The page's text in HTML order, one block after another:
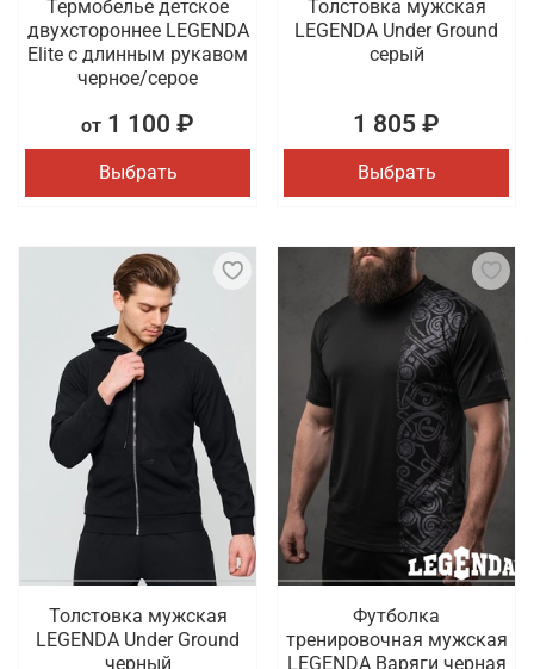
Термобелье детское
двухстороннее LEGENDA
Elite с длинным рукавом
черное/серое
от 1 100 ₽
Выбрать
Толстовка мужская
LEGENDA Under Ground
серый
1 805 ₽
Выбрать
Толстовка мужская
LEGENDA Under Ground
черный
Футболка
тренировочная мужская
LEGENDA Варяги черная